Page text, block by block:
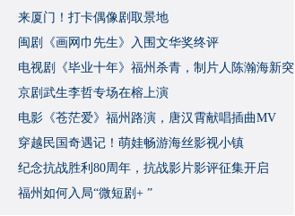
来厦门！打卡偶像剧取景地
闽剧《画网巾先生》入围文华奖终评
​电视剧《毕业十年》福州杀青，制片人陈瀚海新突
破
京剧武生李哲专场在榕上演
​电影《苍茫爱》福州路演，唐汉霄献唱插曲MV
穿越民国奇遇记！萌娃畅游海丝影视小镇
​纪念抗战胜利80周年，抗战影片影评征集开启
福州如何入局“微短剧+ ”